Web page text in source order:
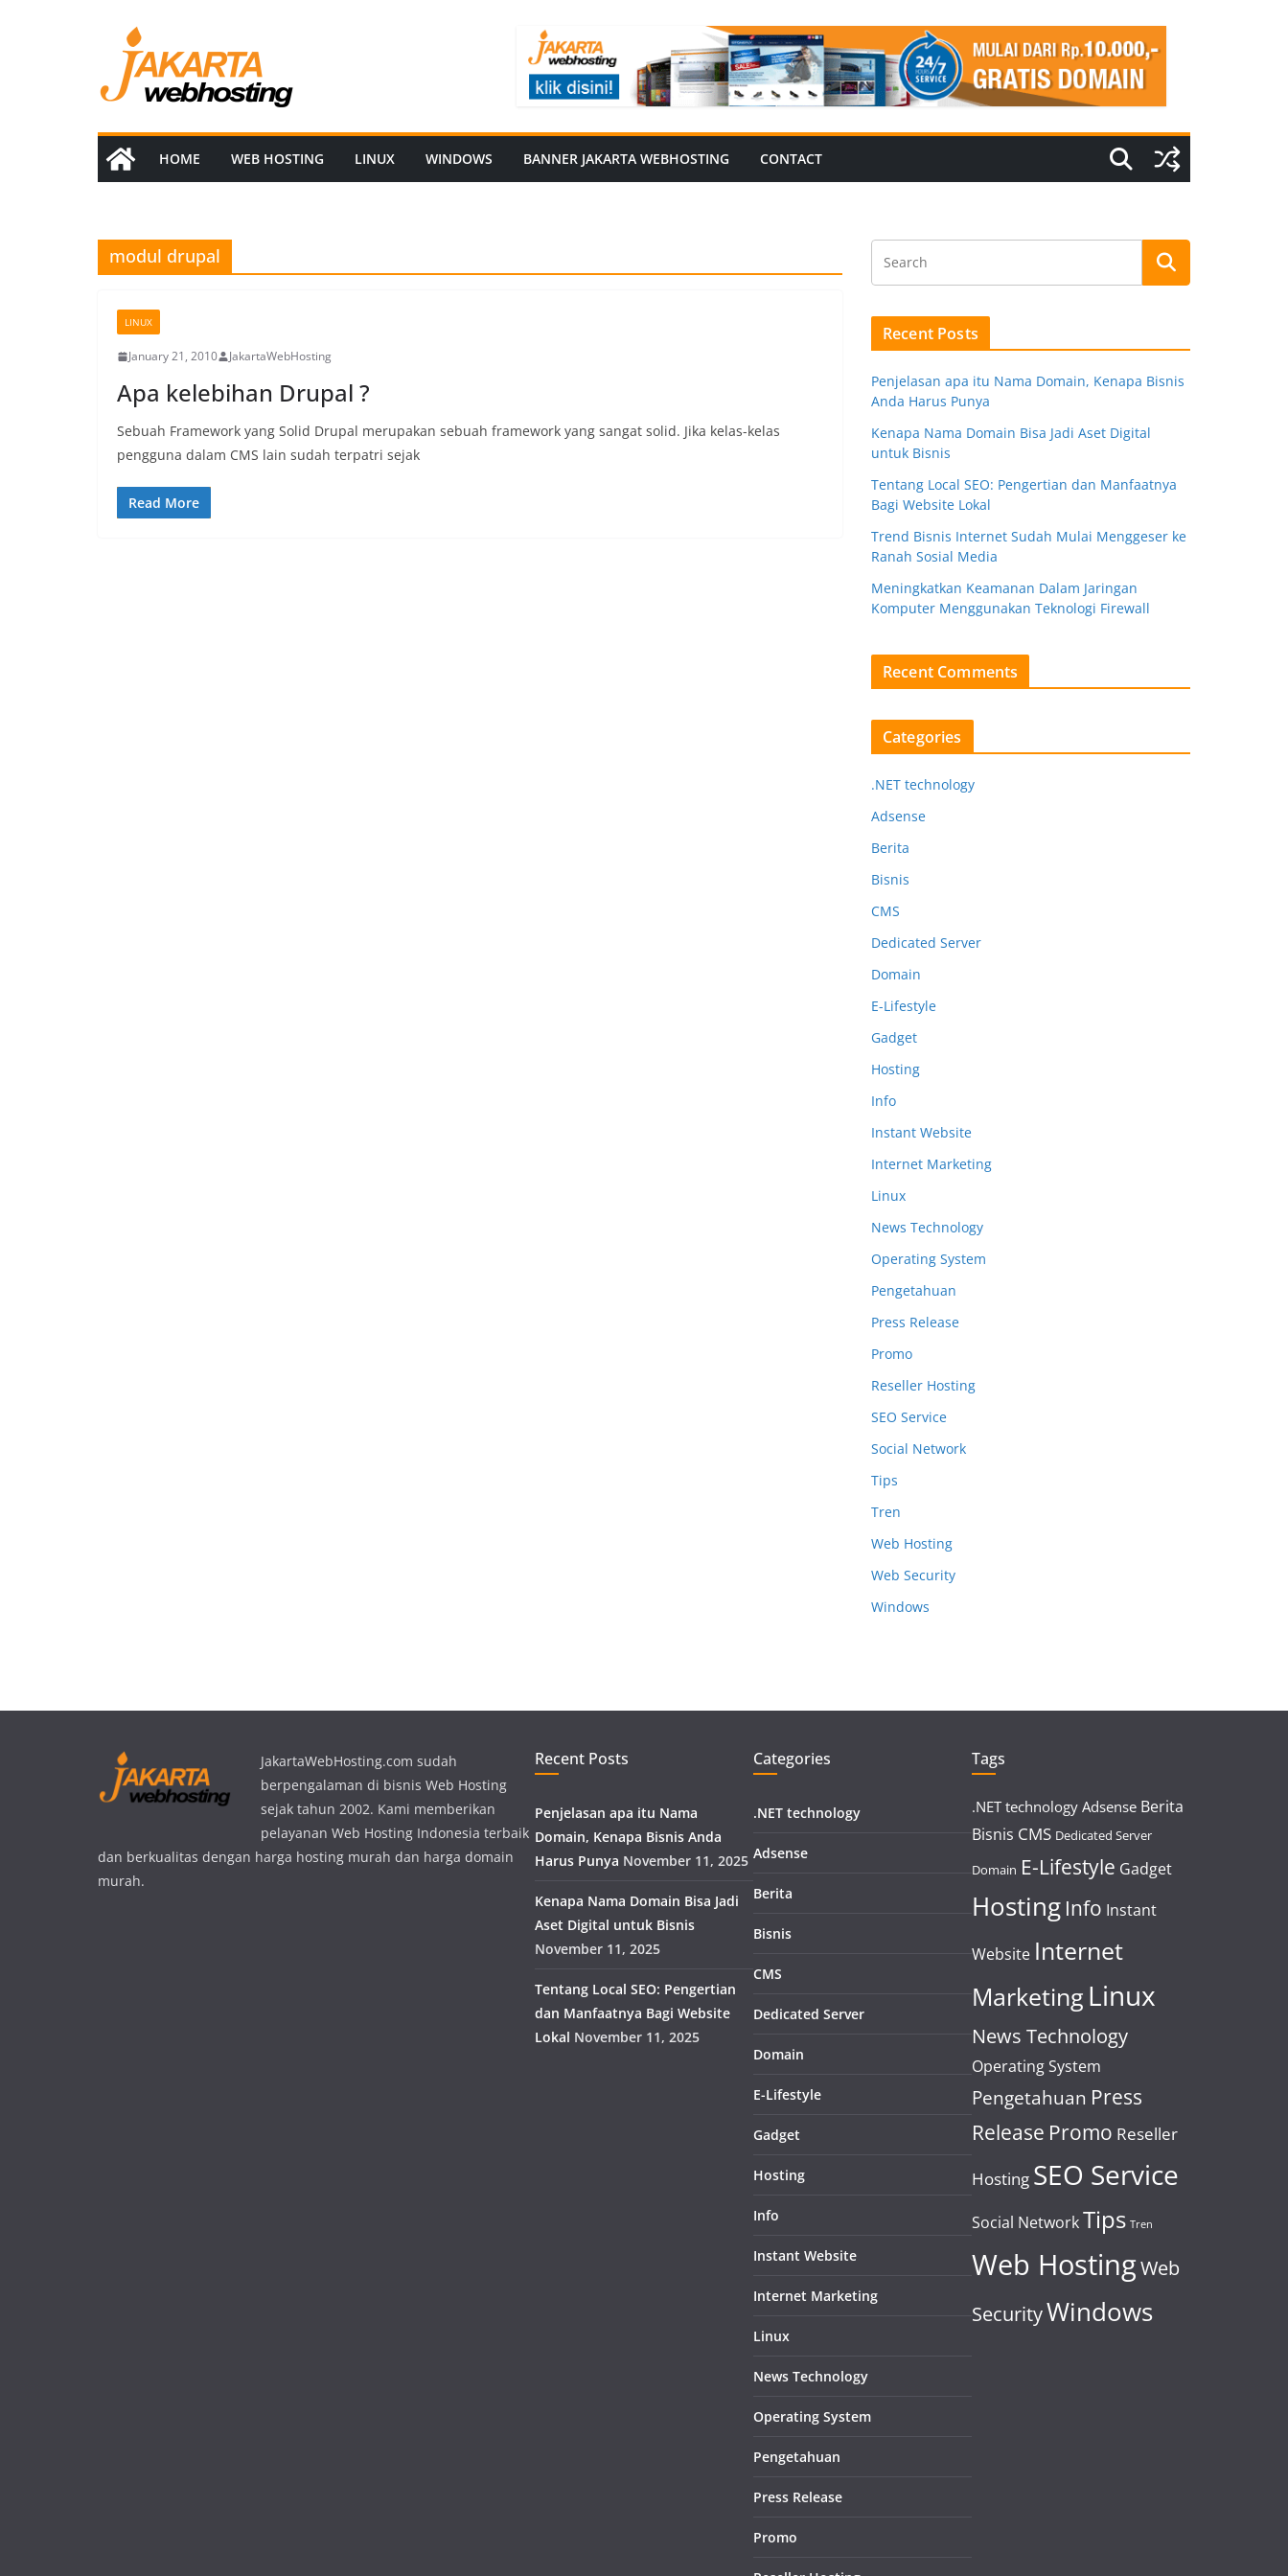
HOME WEB HOSTING LINUX WINDOWS BANNER JAKARTA WEBHOSTING CONTACT
modul drupal
LINUX
January 21, 2010 JakartaWebHosting
Apa kelebihan Drupal ?
Sebuah Framework yang Solid Drupal merupakan sebuah framework yang sangat solid. Jika kelas-kelas
pengguna dalam CMS lain sudah terpatri sejak
Read More
Recent Posts
Penjelasan apa itu Nama Domain, Kenapa Bisnis
Anda Harus Punya
Kenapa Nama Domain Bisa Jadi Aset Digital
untuk Bisnis
Tentang Local SEO: Pengertian dan Manfaatnya
Bagi Website Lokal
Trend Bisnis Internet Sudah Mulai Menggeser ke
Ranah Sosial Media
Meningkatkan Keamanan Dalam Jaringan
Komputer Menggunakan Teknologi Firewall
Recent Comments
Categories
.NET technology
Adsense
Berita
Bisnis
CMS
Dedicated Server
Domain
E-Lifestyle
Gadget
Hosting
Info
Instant Website
Internet Marketing
Linux
News Technology
Operating System
Pengetahuan
Press Release
Promo
Reseller Hosting
SEO Service
Social Network
Tips
Tren
Web Hosting
Web Security
Windows
JakartaWebHosting.com sudah
berpengalaman di bisnis Web Hosting
sejak tahun 2002. Kami memberikan
pelayanan Web Hosting Indonesia terbaik
dan berkualitas dengan harga hosting murah dan harga domain
murah.
Recent Posts
Penjelasan apa itu Nama
Domain, Kenapa Bisnis Anda
Harus Punya November 11, 2025
Kenapa Nama Domain Bisa Jadi
Aset Digital untuk Bisnis
November 11, 2025
Tentang Local SEO: Pengertian
dan Manfaatnya Bagi Website
Lokal November 11, 2025
Categories
.NET technology
Adsense
Berita
Bisnis
CMS
Dedicated Server
Domain
E-Lifestyle
Gadget
Hosting
Info
Instant Website
Internet Marketing
Linux
News Technology
Operating System
Pengetahuan
Press Release
Promo
Tags
.NET technology Adsense Berita
Bisnis CMS Dedicated Server
Domain E-Lifestyle Gadget
Hosting Info Instant
Website Internet
Marketing Linux
News Technology
Operating System
Pengetahuan Press
Release Promo Reseller
Hosting SEO Service
Social NetworkTips Tren
Web HostingWeb
SecurityWindows